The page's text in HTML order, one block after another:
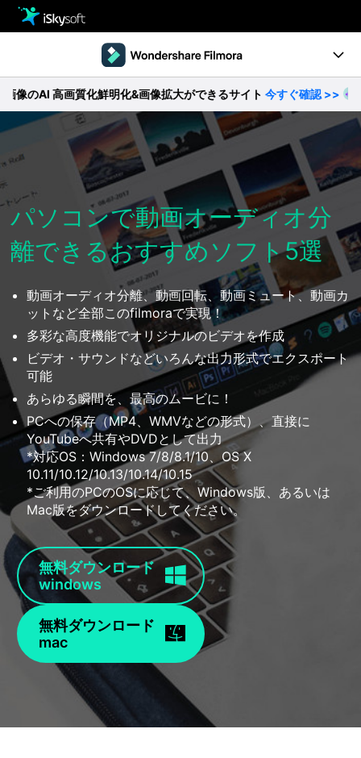
Utility
製品活用事例
ストア
ダウンロード
サポート
製品ページ
Filmstock
操作ガイド
動作環境
動画編集の基本とコツ
無料ダウンロード 今すぐ購入
高画質化鮮明化&画像拡大ができるサイト今すぐ確認 >> 【無
パソコンで動画オーディオ分
離できるおすすめソフト5選
動画オーディオ分離、動画回転、動画ミュート、動画カ
ットなど全部このfilmoraで実現！
多彩な高度機能でオリジナルのビデオを作成
ビデオ・サウンドなどいろんな出力形式でエクスポート
可能
あらゆる瞬間を、最高のムービに！
PCへの保存（MP4、WMVなどの形式）、直接に
YouTubeへ共有やDVDとして出力
*対応OS：Windows 7/8/8.1/10、OS X
10.11/10.12/10.13/10.14/10.15
*ご利用のPCのOSに応じて、Windows版、あるいは
Mac版をダウンロードしてください。
無料ダウンロード
windows
無料ダウンロード
mac